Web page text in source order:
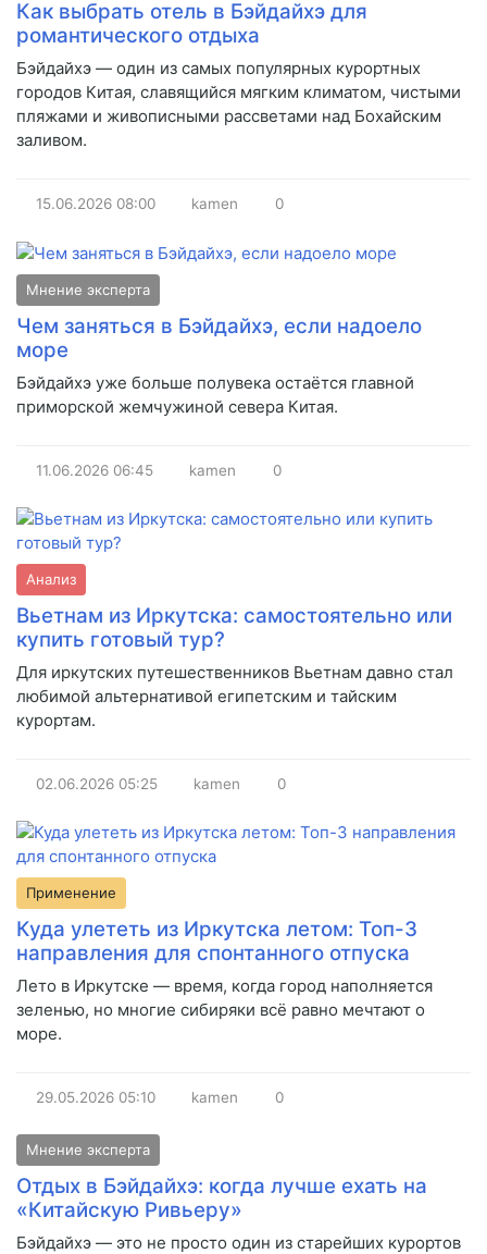
Как выбрать отель в Бэйдайхэ для
романтического отдыха
Бэйдайхэ — один из самых популярных курортных
городов Китая, славящийся мягким климатом, чистыми
пляжами и живописными рассветами над Бохайским
заливом.
15.06.2026 08:00 kamen 0
Мнение эксперта
Чем заняться в Бэйдайхэ, если надоело
море
Бэйдайхэ уже больше полувека остаётся главной
приморской жемчужиной севера Китая.
11.06.2026 06:45 kamen 0
Анализ
Вьетнам из Иркутска: самостоятельно или
купить готовый тур?
Для иркутских путешественников Вьетнам давно стал
любимой альтернативой египетским и тайским
курортам.
02.06.2026 05:25 kamen 0
Применение
Куда улететь из Иркутска летом: Топ-3
направления для спонтанного отпуска
Лето в Иркутске — время, когда город наполняется
зеленью, но многие сибиряки всё равно мечтают о
море.
29.05.2026 05:10 kamen 0
Мнение эксперта
Отдых в Бэйдайхэ: когда лучше ехать на
«Китайскую Ривьеру»
Бэйдайхэ — это не просто один из старейших курортов